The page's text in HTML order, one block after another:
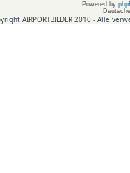
Powered by
AIRPORTBILDER 2010 - Alle